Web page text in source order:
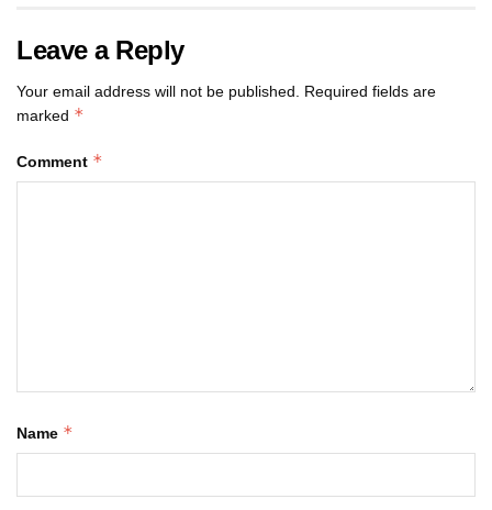
Leave a Reply
Your email address will not be published. Required fields are
marked *
Comment *
Name *